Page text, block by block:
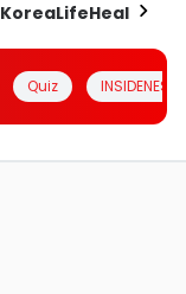
KoreaLifeHealth
Quiz INSIDENESIA